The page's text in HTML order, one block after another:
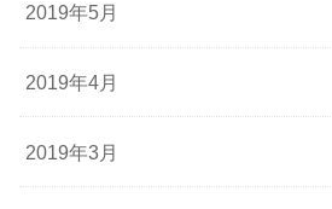
2019年5月
2019年4月
2019年3月